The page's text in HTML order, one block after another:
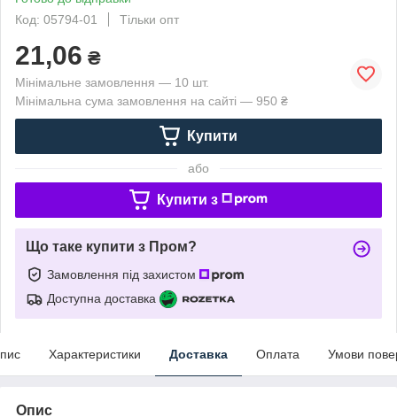
Код: 05794-01
Тільки опт
21,06 ₴
Мінімальне замовлення — 10 шт.
Мінімальна сума замовлення на сайті — 950 ₴
Купити
або
Купити з
Що таке купити з Пром?
Замовлення під захистом
Доступна доставка
Характеристики Доставка Оплата Умови
Опис